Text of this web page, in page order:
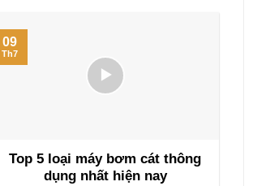
Top 5 loại máy bơm cát thông
dụng nhất hiện nay
09
Th7